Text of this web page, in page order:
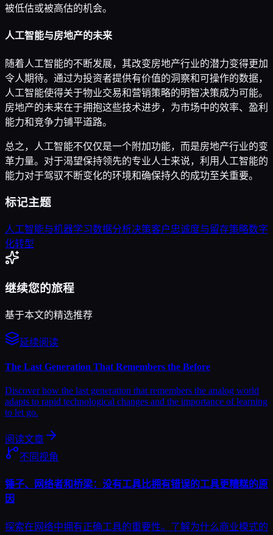
被低估或被高估的机会。
人工智能与房地产的未来
随着人工智能的不断发展，其改变房地产行业的潜力变得更加
令人期待。通过为投资者提供有价值的洞察和可操作的数据，
人工智能使得关于物业交易和营销策略的明智决策成为可能。
房地产的未来在于拥抱这些技术进步，为市场中的效率、盈利
能力和竞争力铺平道路。
总之，人工智能不仅仅是一个附加功能，而是房地产行业的变
革力量。对于渴望保持领先的专业人士来说，利用人工智能的
能力对于驾驭不断变化的环境和确保持久的成功至关重要。
标记主题
人工智能与机器学习数据分析决策客户忠诚度与留存策略数字
化转型
继续您的旅程
基于本文的精选推荐
延续阅读
The Last Generation That Remembers the Before
Discover how the last generation that remembers the analog world
adapts to rapid technological changes and the importance of learning
to let go.
阅读文章
不同视角
锤子、网络者和桥梁：没有工具比拥有错误的工具更糟糕的原
因
探索在网络中拥有正确工具的重要性。了解为什么商业模式的